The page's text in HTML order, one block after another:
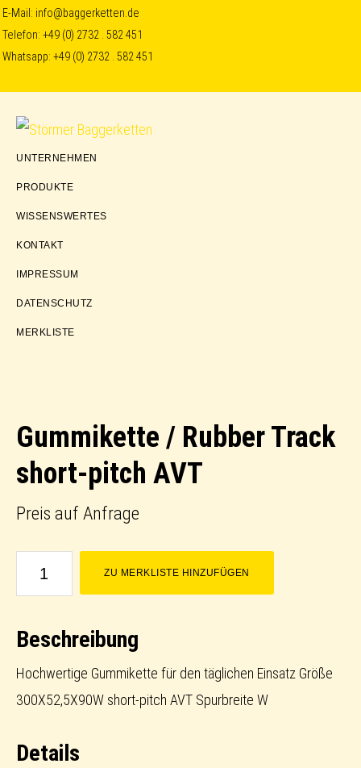
Skip
to
primary
navigation
Skip
to
content
Skip
to
E-Mail: info@baggerketten.de
Telefon:+49 (0) 2732 . 582 451
Whatsapp:+49 (0) 2732 . 582 451
Störmer
UNTERNEHMEN
PRODUKTE
WISSENSWERTES
KONTAKT
IMPRESSUM
DATENSCHUTZ
MERKLISTE
Gummikette / Rubber Track
short-pitch AVT
Preis auf Anfrage
Gummikette
Track
short-
pitch
Menge
ZU MERKLISTE HINZUFÜGEN
Beschreibung
Hochwertige Gummikette für den täglichen Einsatz Größe
300X52,5X90W short-pitch AVT Spurbreite W
Details